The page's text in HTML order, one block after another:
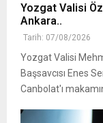
Yozgat Valisi
Ankara..
Tarih: 07/08/2026
Yozgat Valisi
Başsavcısı Enes
Canbolat'ı